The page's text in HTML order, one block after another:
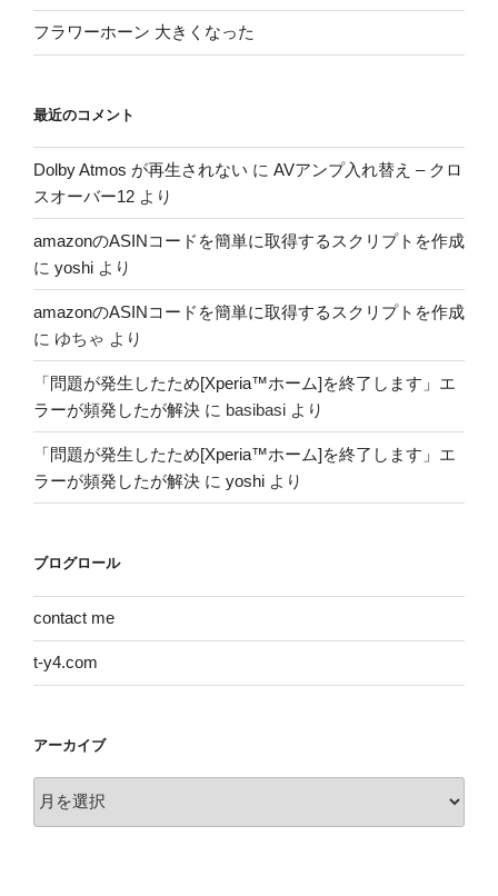
フラワーホーン 大きくなった
最近のコメント
Dolby Atmos が再生されない に AVアンプ入れ替え – クロ
スオーバー12 より
amazonのASINコードを簡単に取得するスクリプトを作成
に yoshi より
amazonのASINコードを簡単に取得するスクリプトを作成
に ゆちゃ より
「問題が発生したため[Xperia™ホーム]を終了します」エ
ラーが頻発したが解決 に basibasi より
「問題が発生したため[Xperia™ホーム]を終了します」エ
ラーが頻発したが解決 に yoshi より
ブログロール
contact me
t-y4.com
アーカイブ
ー